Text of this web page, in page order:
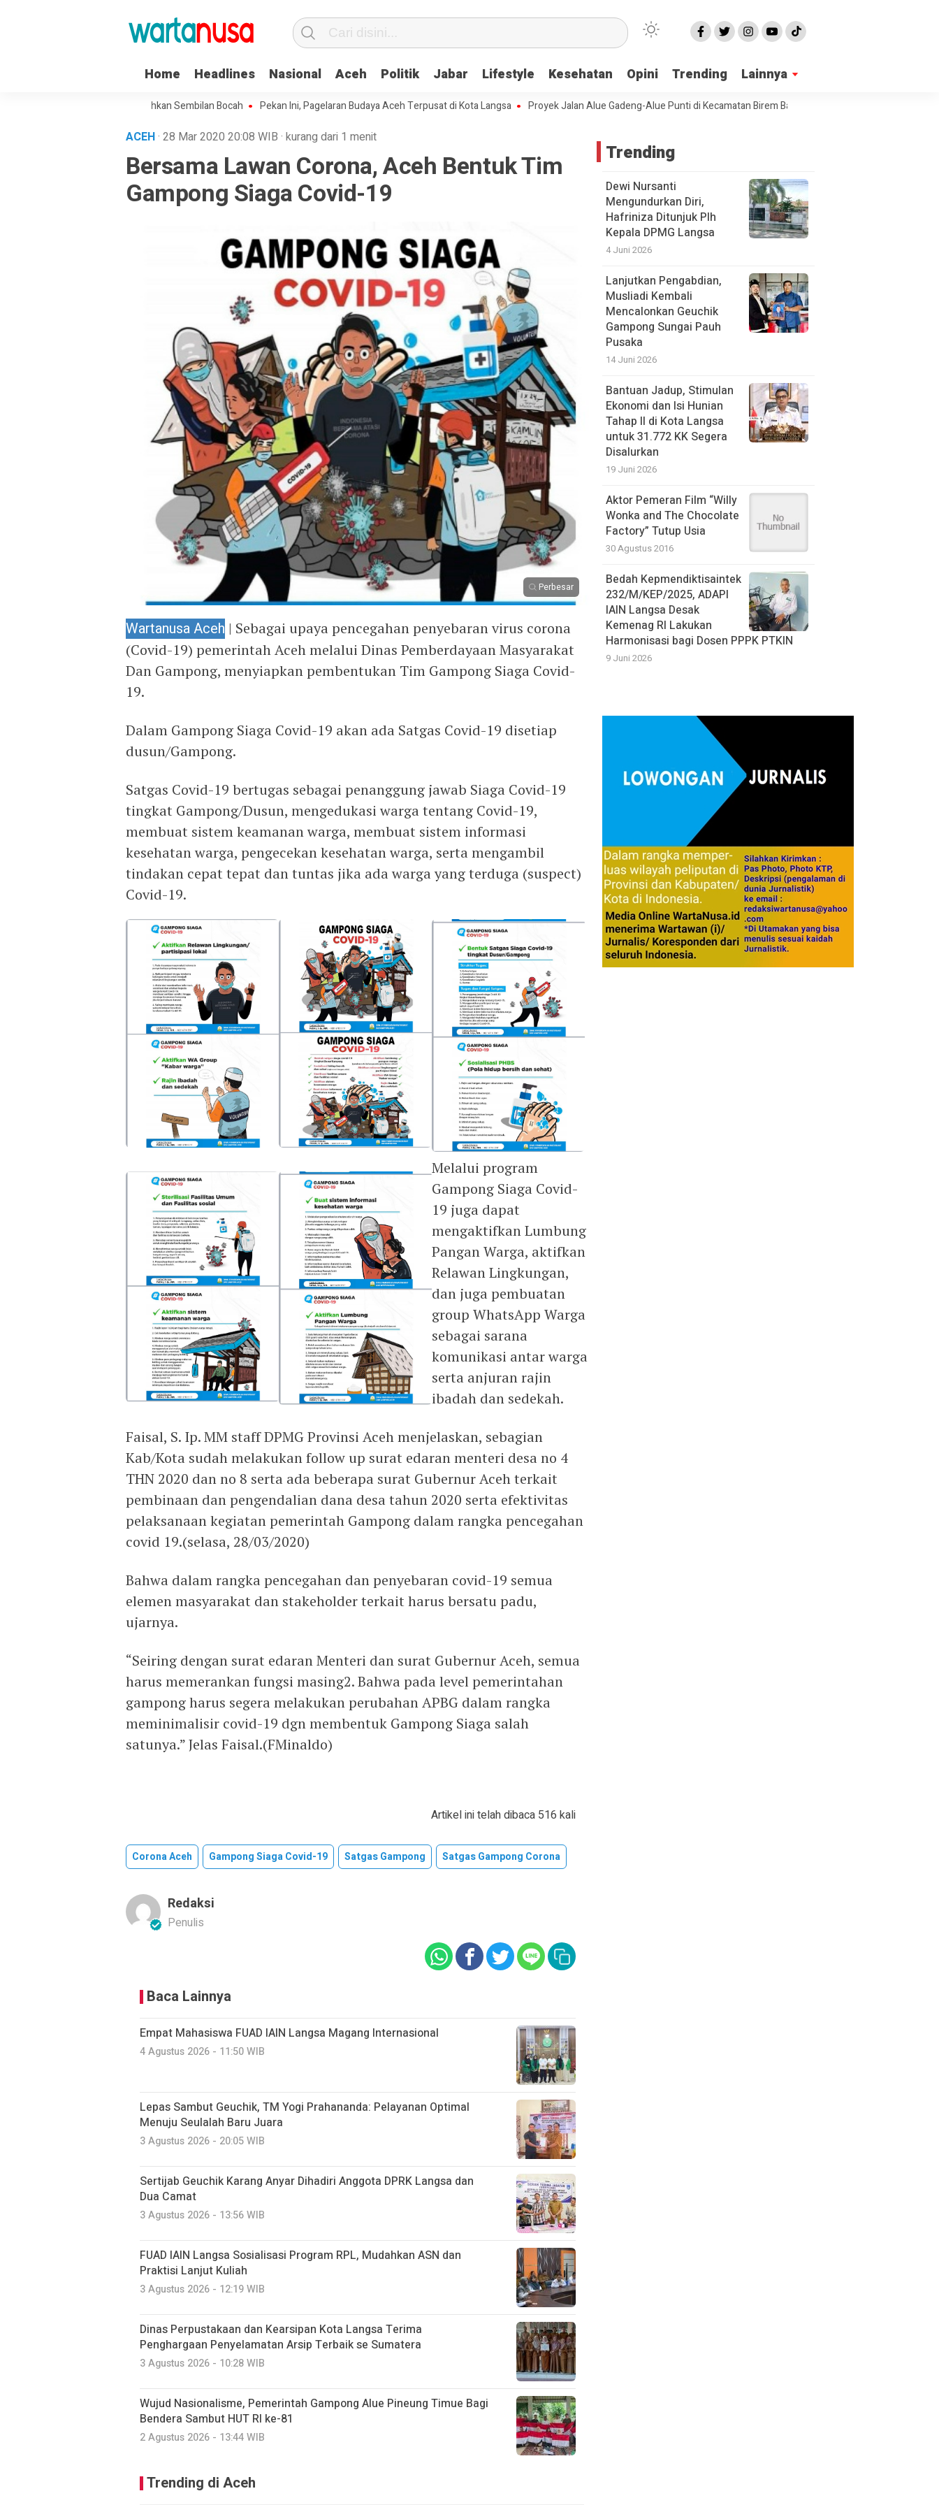
Home Headlines Nasional Aceh Politik Jabar Lifestyle Kesehatan Opini Trending Lainnya
Kakek di Langsa Lecehkan Sembilan Bocah Pekan Ini, Pagelaran Budaya Aceh Terpusat di Kota Langsa Proyek Jalan Alue Gadeng-Alue Punti di Kecamatan Birem Bayeun Mangkrak
ACEH· 28 Mar 2020 20:08 WIB · kurang dari 1 menit
Bersama Lawan Corona, Aceh Bentuk Tim
Gampong Siaga Covid-19
Perbesar
Wartanusa Aceh | Sebagai upaya pencegahan penyebaran virus corona
(Covid-19) pemerintah Aceh melalui Dinas Pemberdayaan Masyarakat
Dan Gampong, menyiapkan pembentukan Tim Gampong Siaga Covid-
19.
Dalam Gampong Siaga Covid-19 akan ada Satgas Covid-19 disetiap
dusun/Gampong.
Satgas Covid-19 bertugas sebagai penanggung jawab Siaga Covid-19
tingkat Gampong/Dusun, mengedukasi warga tentang Covid-19,
membuat sistem keamanan warga, membuat sistem informasi
kesehatan warga, pengecekan kesehatan warga, serta mengambil
tindakan cepat tepat dan tuntas jika ada warga yang terduga (suspect)
Covid-19.
Melalui program
Gampong Siaga Covid-
19 juga dapat
mengaktifkan Lumbung
Pangan Warga, aktifkan
Relawan Lingkungan,
dan juga pembuatan
group WhatsApp Warga
sebagai sarana
komunikasi antar warga
serta anjuran rajin
ibadah dan sedekah.
Faisal, S. Ip. MM staff DPMG Provinsi Aceh menjelaskan, sebagian
Kab/Kota sudah melakukan follow up surat edaran menteri desa no 4
THN 2020 dan no 8 serta ada beberapa surat Gubernur Aceh terkait
pembinaan dan pengendalian dana desa tahun 2020 serta efektivitas
pelaksanaan kegiatan pemerintah Gampong dalam rangka pencegahan
covid 19.(selasa, 28/03/2020)
Bahwa dalam rangka pencegahan dan penyebaran covid-19 semua
elemen masyarakat dan stakeholder terkait harus bersatu padu,
ujarnya.
“Seiring dengan surat edaran Menteri dan surat Gubernur Aceh, semua
harus memerankan fungsi masing2. Bahwa pada level pemerintahan
gampong harus segera melakukan perubahan APBG dalam rangka
meminimalisir covid-19 dgn membentuk Gampong Siaga salah
satunya.” Jelas Faisal.(FMinaldo)
Artikel ini telah dibaca 516 kali
Corona Aceh Gampong Siaga Covid-19 Satgas Gampong Satgas Gampong Corona
Redaksi
Penulis
Baca Lainnya
Empat Mahasiswa FUAD IAIN Langsa Magang Internasional
4 Agustus 2026 - 11:50 WIB
Lepas Sambut Geuchik, TM Yogi Prahananda: Pelayanan Optimal
Menuju Seulalah Baru Juara
3 Agustus 2026 - 20:05 WIB
Sertijab Geuchik Karang Anyar Dihadiri Anggota DPRK Langsa dan
Dua Camat
3 Agustus 2026 - 13:56 WIB
FUAD IAIN Langsa Sosialisasi Program RPL, Mudahkan ASN dan
Praktisi Lanjut Kuliah
3 Agustus 2026 - 12:19 WIB
Dinas Perpustakaan dan Kearsipan Kota Langsa Terima
Penghargaan Penyelamatan Arsip Terbaik se Sumatera
3 Agustus 2026 - 10:28 WIB
Wujud Nasionalisme, Pemerintah Gampong Alue Pineung Timue Bagi
Bendera Sambut HUT RI ke-81
2 Agustus 2026 - 13:44 WIB
Trending di Aceh
Trending
Dewi Nursanti
Mengundurkan Diri,
Hafriniza Ditunjuk Plh
Kepala DPMG Langsa
4 Juni 2026
Lanjutkan Pengabdian,
Musliadi Kembali
Mencalonkan Geuchik
Gampong Sungai Pauh
Pusaka
14 Juni 2026
Bantuan Jadup, Stimulan
Ekonomi dan Isi Hunian
Tahap II di Kota Langsa
untuk 31.772 KK Segera
Disalurkan
19 Juni 2026
Aktor Pemeran Film “Willy
Wonka and The Chocolate
Factory” Tutup Usia
30 Agustus 2016
Bedah Kepmendiktisaintek
232/M/KEP/2025, ADAPI
IAIN Langsa Desak
Kemenag RI Lakukan
Harmonisasi bagi Dosen PPPK PTKIN
9 Juni 2026